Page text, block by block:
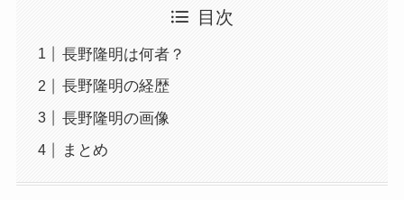
目次
長野隆明は何者？
長野隆明の経歴
長野隆明の画像
まとめ